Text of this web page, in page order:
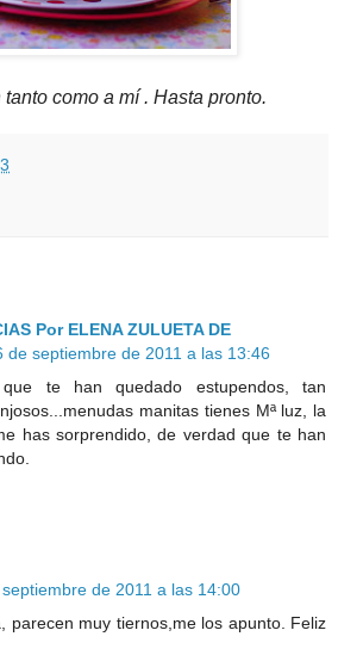
como a mí . Hasta pronto.
Por ELENA ZULUETA DE
de septiembre de 2011 a las 13:46
te han quedado estupendos, tan
manitas tienes Mª luz, la
has sorprendido, de verdad que te han
de 2011 a las 14:00
parecen muy tiernos,me los apunto. Feliz